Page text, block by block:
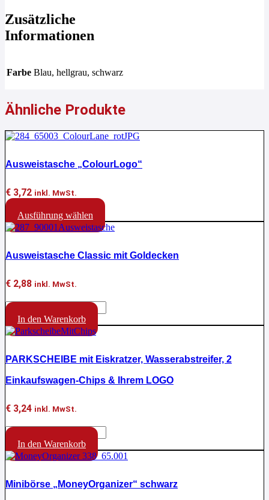
Zusätzliche
Informationen
Farbe Blau, hellgrau, schwarz
Ähnliche Produkte
Ausweistasche „ColourLogo“
€ 3,72 inkl. MwSt.
Ausführung wählen
Produkt
Varianten
können
auf
der
werden
Ausweistasche Classic mit Goldecken
€ 2,88 inkl. MwSt.
Ausweistasche
Classic
mit
Goldecken
In den Warenkorb
PARKSCHEIBE mit Eiskratzer, Wasserabstreifer, 2
Einkaufswagen-Chips & Ihrem LOGO
€ 3,24 inkl. MwSt.
PARKSCHEIBE
Eiskratzer,
Wasserabstreifer,
Einkaufswagen-
In den Warenkorb
Minibörse „MoneyOrganizer“ schwarz